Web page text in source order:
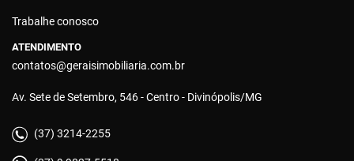
Trabalhe conosco
ATENDIMENTO
contatos@geraisimobiliaria.com.br
Av. Sete de Setembro, 546 - Centro - Divinópolis/MG
(37) 3214-2255